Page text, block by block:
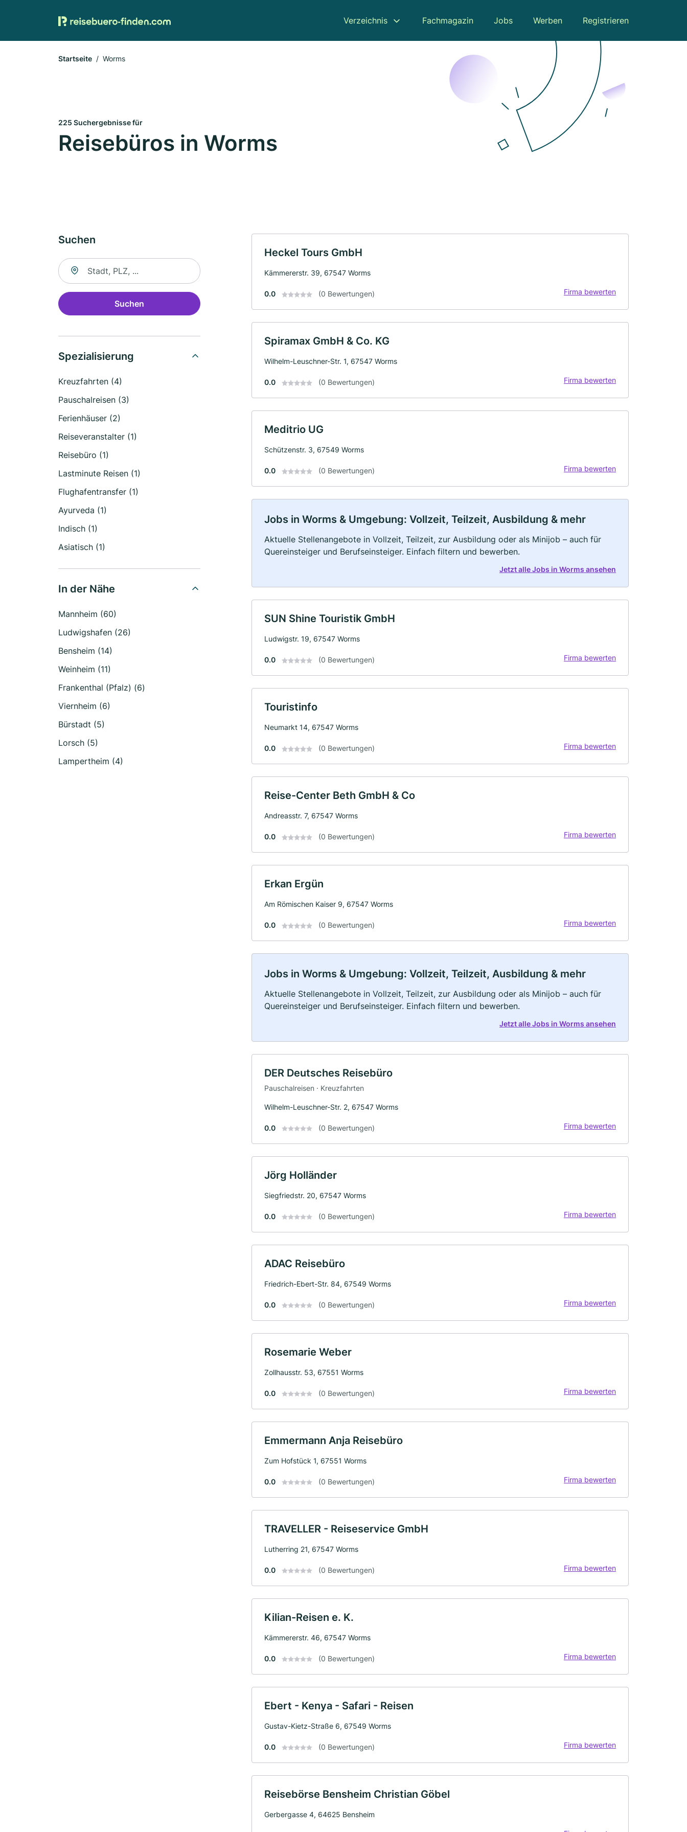
Verzeichnis Fachmagazin Jobs Werben Registrieren
Startseite Worms
225 Suchergebnisse für
Reisebüros in Worms
Suchen
Suche nach Ort
Suchen
Spezialisierung
Kreuzfahrten (4)
Pauschalreisen (3)
Ferienhäuser (2)
Reiseveranstalter (1)
Reisebüro (1)
Lastminute Reisen (1)
Flughafentransfer (1)
Ayurveda (1)
Indisch (1)
Asiatisch (1)
In der Nähe
Mannheim (60)
Ludwigshafen (26)
Bensheim (14)
Weinheim (11)
Frankenthal (Pfalz) (6)
Viernheim (6)
Bürstadt (5)
Lorsch (5)
Lampertheim (4)
Heckel Tours GmbH
Kämmererstr. 39, 67547 Worms
0.0 (0 Bewertungen) Firma bewerten
Spiramax GmbH & Co. KG
Wilhelm-Leuschner-Str. 1, 67547 Worms
0.0 (0 Bewertungen) Firma bewerten
Meditrio UG
Schützenstr. 3, 67549 Worms
0.0 (0 Bewertungen) Firma bewerten
Jobs in Worms & Umgebung: Vollzeit, Teilzeit, Ausbildung & mehr
Aktuelle Stellenangebote in Vollzeit, Teilzeit, zur Ausbildung oder als Minijob – auch für
Quereinsteiger und Berufseinsteiger. Einfach filtern und bewerben.
Jetzt alle Jobs in Worms ansehen
SUN Shine Touristik GmbH
Ludwigstr. 19, 67547 Worms
0.0 (0 Bewertungen) Firma bewerten
Touristinfo
Neumarkt 14, 67547 Worms
0.0 (0 Bewertungen) Firma bewerten
Reise-Center Beth GmbH & Co
Andreasstr. 7, 67547 Worms
0.0 (0 Bewertungen) Firma bewerten
Erkan Ergün
Am Römischen Kaiser 9, 67547 Worms
0.0 (0 Bewertungen) Firma bewerten
Jobs in Worms & Umgebung: Vollzeit, Teilzeit, Ausbildung & mehr
Aktuelle Stellenangebote in Vollzeit, Teilzeit, zur Ausbildung oder als Minijob – auch für
Quereinsteiger und Berufseinsteiger. Einfach filtern und bewerben.
Jetzt alle Jobs in Worms ansehen
DER Deutsches Reisebüro
Pauschalreisen · Kreuzfahrten
Wilhelm-Leuschner-Str. 2, 67547 Worms
0.0 (0 Bewertungen) Firma bewerten
Jörg Holländer
Siegfriedstr. 20, 67547 Worms
0.0 (0 Bewertungen) Firma bewerten
ADAC Reisebüro
Friedrich-Ebert-Str. 84, 67549 Worms
0.0 (0 Bewertungen) Firma bewerten
Rosemarie Weber
Zollhausstr. 53, 67551 Worms
0.0 (0 Bewertungen) Firma bewerten
Emmermann Anja Reisebüro
Zum Hofstück 1, 67551 Worms
0.0 (0 Bewertungen) Firma bewerten
TRAVELLER - Reiseservice GmbH
Lutherring 21, 67547 Worms
0.0 (0 Bewertungen) Firma bewerten
Kilian-Reisen e. K.
Kämmererstr. 46, 67547 Worms
0.0 (0 Bewertungen) Firma bewerten
Ebert - Kenya - Safari - Reisen
Gustav-Kietz-Straße 6, 67549 Worms
0.0 (0 Bewertungen) Firma bewerten
Reisebörse Bensheim Christian Göbel
Gerbergasse 4, 64625 Bensheim